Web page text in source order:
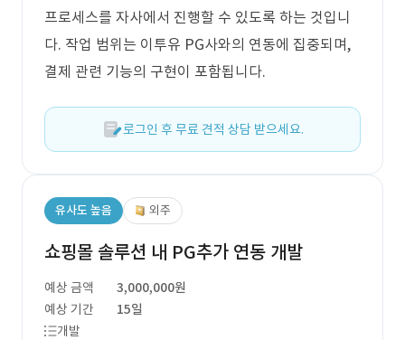
프로세스를 자사에서 진행할 수 있도록 하는 것입니
다. 작업 범위는 이투유 PG사와의 연동에 집중되며,
결제 관련 기능의 구현이 포함됩니다.
로그인 후 무료 견적 상담 받으세요.
유사도 높음 외주
쇼핑몰 솔루션 내 PG추가 연동 개발
예상 금액
3,000,000원
예상 기간
15일
개발